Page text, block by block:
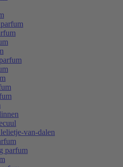
van-dalen
parfum